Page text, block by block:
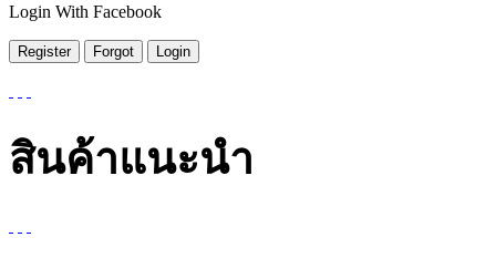
Login With Facebook
สินค้าแนะนำ